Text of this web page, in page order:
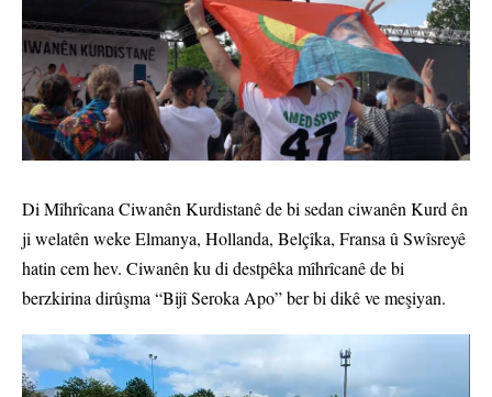
Di Mîhrîcana Ciwanên Kurdistanê de bi sedan ciwanên Kurd ên
ji welatên weke Elmanya, Hollanda, Belçîka, Fransa û Swîsreyê
hatin cem hev. Ciwanên ku di destpêka mîhrîcanê de bi
berzkirina dirûşma “Bijî Seroka Apo” ber bi dikê ve meşiyan.